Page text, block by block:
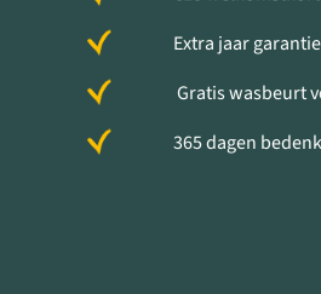
Extra jaar garantie
Gratis wasbeurt
365 dagen